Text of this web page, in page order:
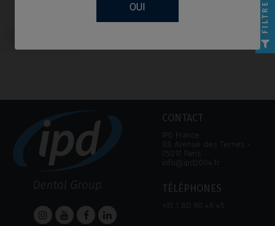
OUI
CONTACT
IPD France
88 Avenue des Ternes ‑
75017 Paris
info@ipd2004.fr
TÉLÉPHONES
+33 1 80 90 45 45
FILTRE